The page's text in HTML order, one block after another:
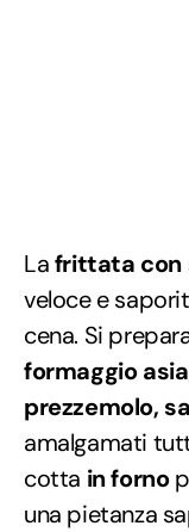
Lafrittata con
veloce e
cena. Si
formaggio
prezzemolo,
amalgamati
cotta in forno
una pietanza